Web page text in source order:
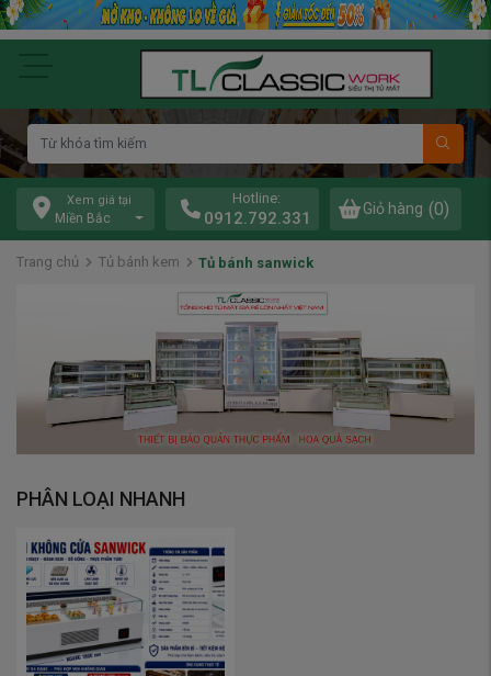
Xem giá tại
Miền Bắc
Hotline:
0912.792.331 Giỏ hàng (0)
Trang chủ Tủ bánh kem Tủ bánh sanwick
PHÂN LOẠI NHANH